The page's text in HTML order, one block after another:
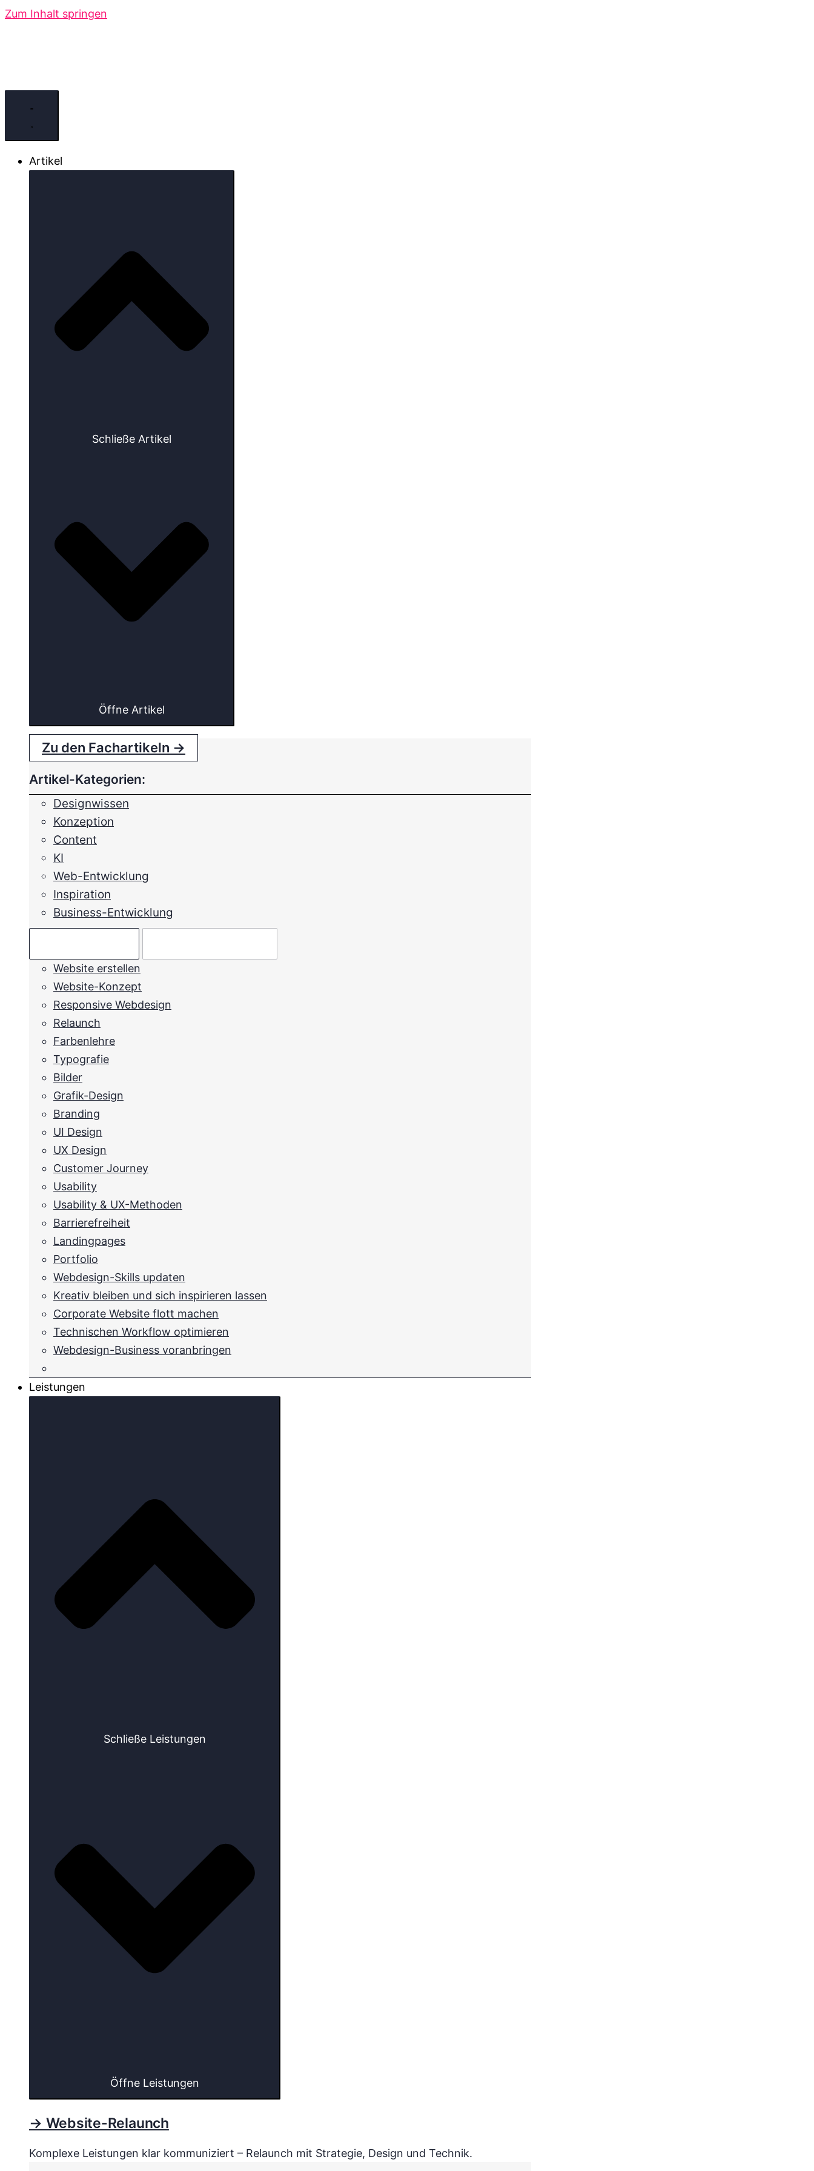
Zum Inhalt springen
Artikel
Schließe Artikel
Öffne Artikel
Zu den Fachartikeln →
Artikel-Kategorien:
Designwissen
Konzeption
Content
KI
Web-Entwicklung
Inspiration
Business-Entwicklung
Website erstellen
Website-Konzept
Responsive Webdesign
Relaunch
Farbenlehre
Typografie
Bilder
Grafik-Design
Branding
UI Design
UX Design
Customer Journey
Usability
Usability & UX-Methoden
Barrierefreiheit
Landingpages
Portfolio
Webdesign-Skills updaten
Kreativ bleiben und sich inspirieren lassen
Corporate Website flott machen
Technischen Workflow optimieren
Webdesign-Business voranbringen
Leistungen
Schließe Leistungen
Öffne Leistungen
→ Website-Relaunch
Komplexe Leistungen klar kommuniziert – Relaunch mit Strategie, Design und Technik.